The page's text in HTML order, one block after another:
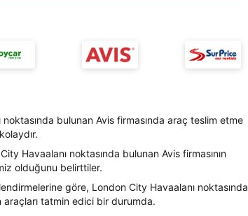
noktasında bulunan Avis firmasında araç teslim etme
Havaalanı noktasında bulunan Avis firmasının
olduğunu belirttiler.
göre, London City Havaalanı noktasında
araçları tatmin edici bir durumda.